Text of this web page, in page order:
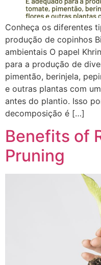
Conheça os diferentes
produção de copinhos
ambientais O papel
para a produção de
pimentão, berinjela,
e outras plantas com
antes do plantio. Isso
decomposição é […]
Benefits of
Pruning